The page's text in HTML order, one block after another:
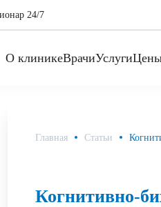
24/7
О клиникеВрачиУслуги
Главная Статьи
Когнитивно-